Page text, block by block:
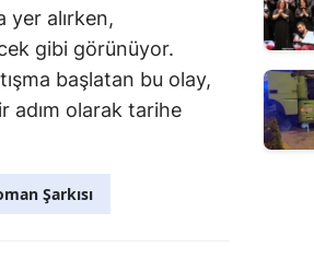
yer alırken,
gibi görünüyor.
başlatan bu olay,
adım olarak tarihe
Şarkısı